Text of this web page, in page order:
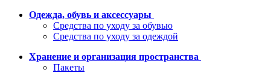
Одежда, обувь и аксессуары
Средства по уходу за обувью
Средства по уходу за одеждой
Хранение и организация пространства
Пакеты